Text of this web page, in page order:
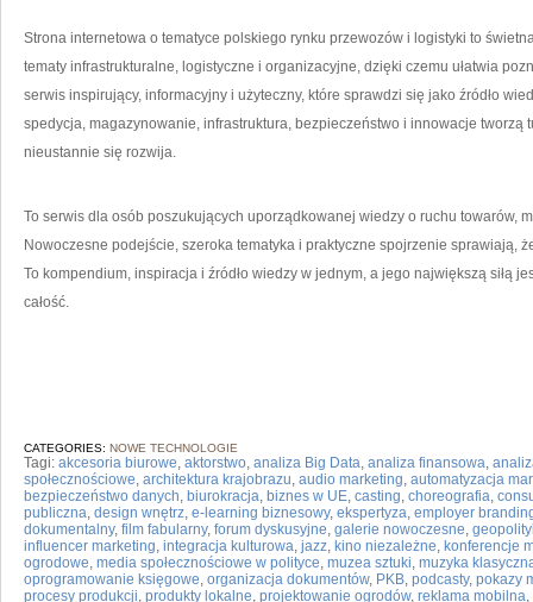
Strona internetowa o tematyce polskiego rynku przewozów i logistyki to
tematy infrastrukturalne, logistyczne i organizacyjne, dzięki czemu ułatwia
serwis inspirujący, informacyjny i użyteczny, które sprawdzi się jako źródło
spedycja, magazynowanie, infrastruktura, bezpieczeństwo i innowacje tworzą
nieustannie się rozwija.
To serwis dla osób poszukujących uporządkowanej wiedzy o ruchu towarów,
Nowoczesne podejście, szeroka tematyka i praktyczne spojrzenie sprawiają,
To kompendium, inspiracja i źródło wiedzy w jednym, a jego największą siłą
całość.
CATEGORIES: NOWE TECHNOLOGIE
Tagi: akcesoria biurowe, aktorstwo, analiza Big Data, analiza finansowa,
społecznościowe, architektura krajobrazu, audio marketing, automatyzacja
bezpieczeństwo danych, biurokracja, biznes w UE, casting, choreografia,
publiczna, design wnętrz, e-learning biznesowy, ekspertyza, employer
dokumentalny, film fabularny, forum dyskusyjne, galerie nowoczesne,
influencer marketing, integracja kulturowa, jazz, kino niezależne, konferencje
ogrodowe, media społecznościowe w polityce, muzea sztuki, muzyka
oprogramowanie księgowe, organizacja dokumentów, PKB, podcasty, pokazy
procesy produkcji, produkty lokalne, projektowanie ogrodów, reklama mobilna,